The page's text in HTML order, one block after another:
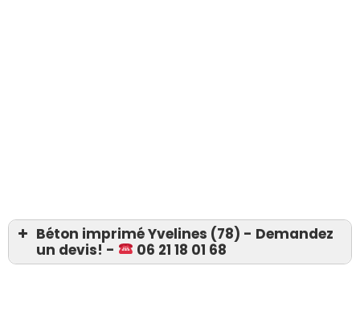
Béton imprimé Yvelines (78) - Demandez
un devis! -
06 21 18 01 68